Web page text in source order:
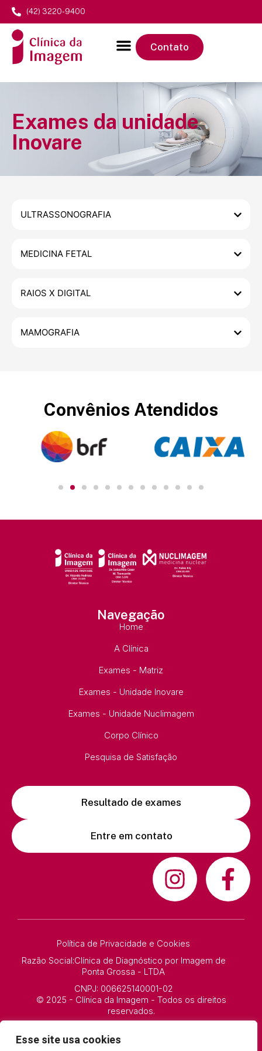
Esse site usa cookies
(42) 3220-9400
Contato
Exames da unidade
Inovare
ULTRASSONOGRAFIA
MEDICINA FETAL
RAIOS X DIGITAL
MAMOGRAFIA
Convênios Atendidos
Navegação
Home
A Clínica
Exames - Matriz
Exames - Unidade Inovare
Exames - Unidade Nuclimagem
Corpo Clínico
Pesquisa de Satisfação
Resultado de exames
Entre em contato
© 2025 - Clínica da Imagem - Todos os direitos
reservados.
Política de Privacidade e Cookies
Razão Social:Clínica de Diagnóstico por Imagem de
Ponta Grossa - LTDA
CNPJ: 006625140001-02